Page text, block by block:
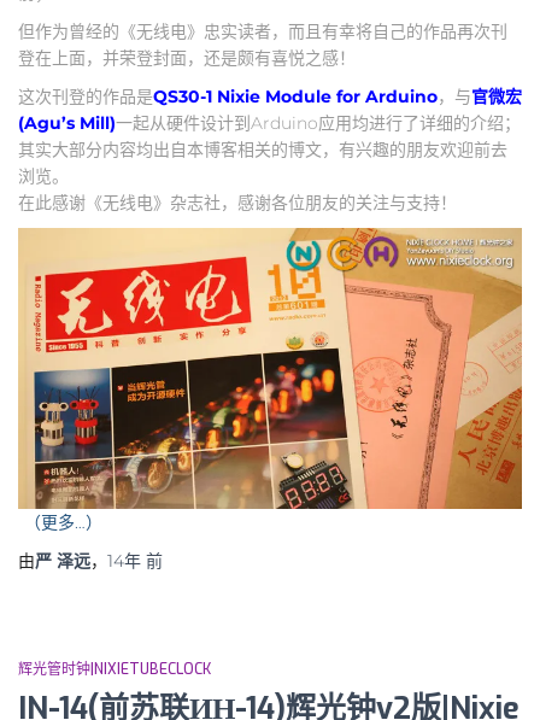
但作为曾经的《无线电》忠实读者，而且有幸将自己的作品再次刊
登在上面，并荣登封面，还是颇有喜悦之感！
这次刊登的作品是QS30-1 Nixie Module for Arduino，与官微宏
(Agu’s Mill)一起从硬件设计到Arduino应用均进行了详细的介绍；
其实大部分内容均出自本博客相关的博文，有兴趣的朋友欢迎前去
浏览。
在此感谢《无线电》杂志社，感谢各位朋友的关注与支持！
（更多…）
由严 泽远， 14年 前
辉光管时钟|NIXIETUBECLOCK
IN-14(前苏联ИН-14)辉光钟v2版|Nixie